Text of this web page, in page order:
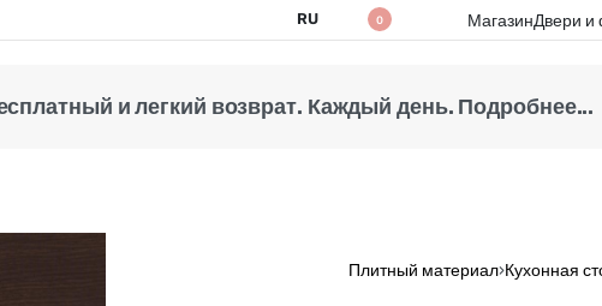
RU 0 МагазинДвери и
и легкий возврат. Каждый день. Подробнее...
Плитный материал›Кухонная